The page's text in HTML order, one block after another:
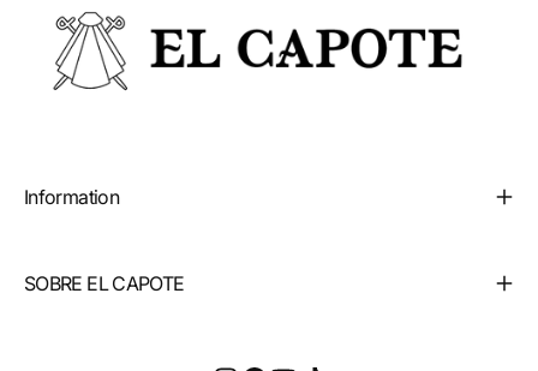
Information
SOBRE EL CAPOTE